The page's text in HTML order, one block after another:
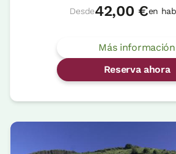
Desde42,00 €en
Más información
Reserva ahora